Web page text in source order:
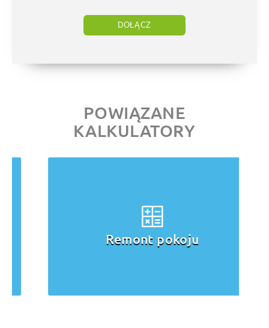
DOŁĄCZ
POWIĄZANE
KALKULATORY
Remont pokoju